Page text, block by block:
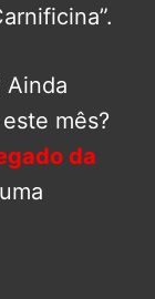
Ainda
mês?
da